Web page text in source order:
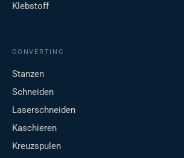
Klebstoff
CONVERTING
Stanzen
Schneiden
Laserschneiden
Kaschieren
Kreuzspulen